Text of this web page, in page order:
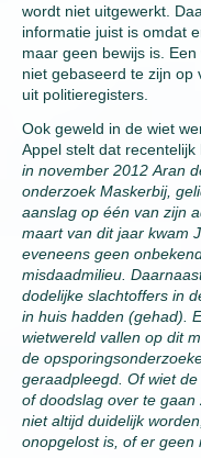
wordt niet uitgewerkt.
informatie juist is omdat
maar geen bewijs is.
niet gebaseerd te zijn op
uit politieregisters.
Ook geweld in de wiet
Appel stelt dat
in november 2012 Aran
onderzoek Maskerbij,
aanslag op één van zijn
maart van dit jaar kwam
eveneens geen
misdaadmilieu.
dodelijke slachtoffers in
in huis hadden (gehad).
wietwereld vallen op dit
de
geraadpleegd. Of wiet
of doodslag over te
niet altijd duidelijk
onopgelost is, of er geen